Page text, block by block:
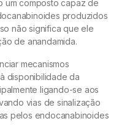
um composto capaz de
produzidos
não significa que ele
de anandamida.
mecanismos
disponibilidade da
ligando-se aos
vias de sinalização
pelos endocanabinoides